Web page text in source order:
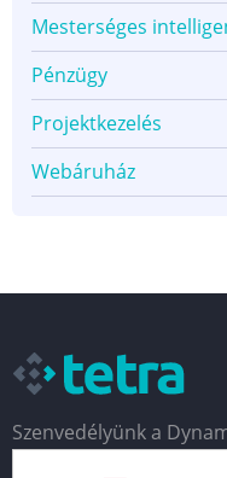
Mesterséges
Pénzügy
Projektkezelés
Webáruház
Szenvedélyünk a